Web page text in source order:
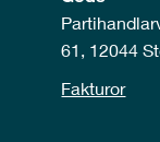
61, 12044
Fakturor